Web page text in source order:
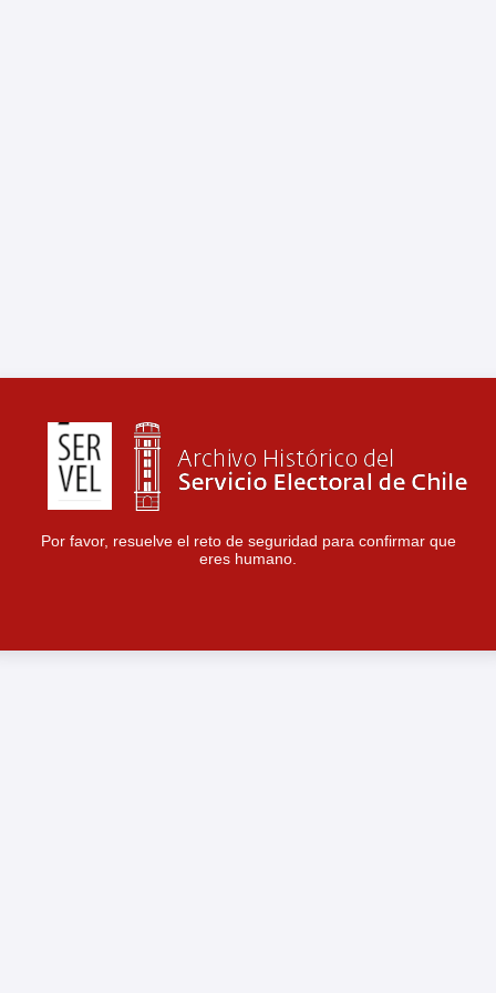
Por favor, resuelve el reto de seguridad para confirmar que
eres humano.